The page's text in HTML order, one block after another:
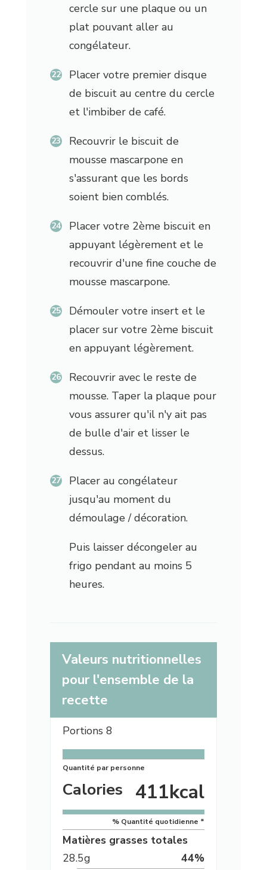
cercle sur une plaque ou un
plat pouvant aller au
congélateur.
Placer votre premier disque
de biscuit au centre du cercle
et l'imbiber de café.
Recouvrir le biscuit de
mousse mascarpone en
s'assurant que les bords
soient bien comblés.
Placer votre 2ème biscuit en
appuyant légèrement et le
recouvrir d'une fine couche de
mousse mascarpone.
Démouler votre insert et le
placer sur votre 2ème biscuit
en appuyant légèrement.
Recouvrir avec le reste de
mousse. Taper la plaque pour
vous assurer qu'il n'y ait pas
de bulle d'air et lisser le
dessus.
Placer au congélateur
jusqu'au moment du
démoulage / décoration.
Puis laisser décongeler au
frigo pendant au moins 5
heures.
Valeurs nutritionnelles
pour l'ensemble de la
recette
Portions 8
Quantité par personne
Calories 411kcal
% Quantité quotidienne *
Matières grasses totales
28.5g 44%